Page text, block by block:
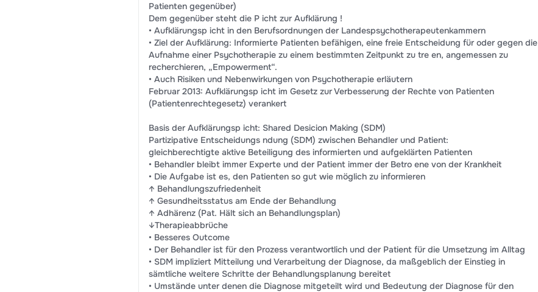
Patienten gegenüber)
Dem gegenüber steht die P icht zur Aufklärung !
• Aufklärungsp icht in den Berufsordnungen der Landespsychotherapeutenkammern
• Ziel der Aufklärung: Informierte Patienten befähigen, eine freie Entscheidung für oder gegen die
Aufnahme einer Psychotherapie zu einem bestimmten Zeitpunkt zu tre en, angemessen zu
recherchieren, „Empowerment“.
• Auch Risiken und Nebenwirkungen von Psychotherapie erläutern
Februar 2013: Aufklärungsp icht im Gesetz zur Verbesserung der Rechte von Patienten
(Patientenrechtegesetz) verankert
Basis der Aufklärungsp icht: Shared Desicion Making (SDM)
Partizipative Entscheidungs ndung (SDM) zwischen Behandler und Patient:
gleichberechtigte aktive Beteiligung des informierten und aufgeklärten Patienten
• Behandler bleibt immer Experte und der Patient immer der Betro ene von der Krankheit
• Die Aufgabe ist es, den Patienten so gut wie möglich zu informieren
↑ Behandlungszufriedenheit
↑ Gesundheitsstatus am Ende der Behandlung
↑ Adhärenz (Pat. Hält sich an Behandlungsplan)
↓Therapieabbrüche
• Besseres Outcome
• Der Behandler ist für den Prozess verantwortlich und der Patient für die Umsetzung im Alltag
• SDM impliziert Mitteilung und Verarbeitung der Diagnose, da maßgeblich der Einstieg in
sämtliche weitere Schritte der Behandlungsplanung bereitet
• Umstände unter denen die Diagnose mitgeteilt wird und Bedeutung der Diagnose für den